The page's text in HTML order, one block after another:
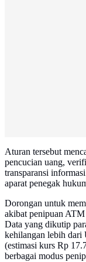
Aturan tersebut
pencucian uang,
transparansi
aparat penegak
Dorongan untuk
akibat penipuan
Data yang dikutip
kehilangan lebih dari
(estimasi kurs Rp
berbagai modus